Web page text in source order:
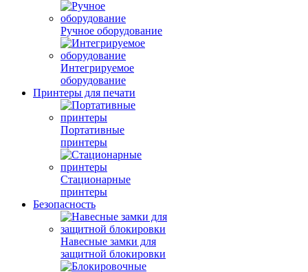
Ручное оборудование
Интегрируемое
оборудование
Принтеры для печати
Портативные
принтеры
Стационарные
принтеры
Безопасность
Навесные замки для
защитной блокировки